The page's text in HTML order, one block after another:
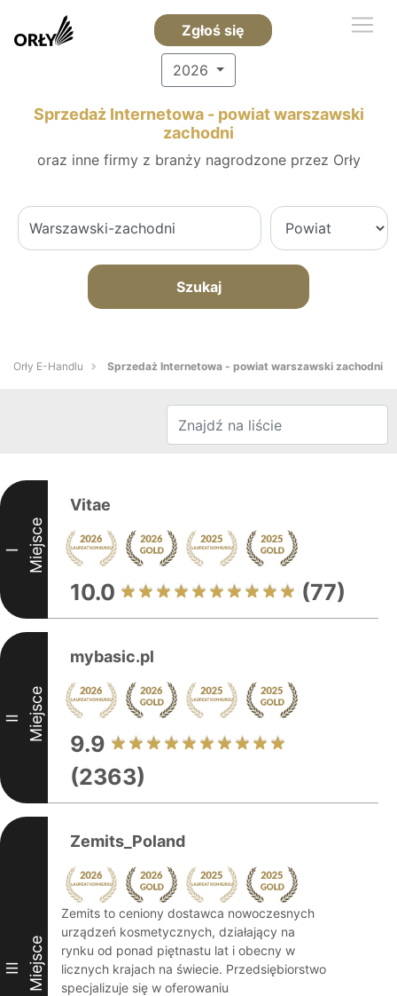
Zgłoś się
2026
Sprzedaż Internetowa - powiat warszawski
zachodni
oraz inne firmy z branży nagrodzone przez Orły
Szukaj
Orły E-Handlu Sprzedaż Internetowa - powiat warszawski zachodni
I Miejsce
Vitae
10.0 (77)
II Miejsce
mybasic.pl
9.9
(2363)
III Miejsce
Zemits_Poland
Zemits to ceniony dostawca nowoczesnych
urządzeń kosmetycznych, działający na
rynku od ponad piętnastu lat i obecny w
licznych krajach na świecie. Przedsiębiorstwo
specjalizuje się w oferowaniu